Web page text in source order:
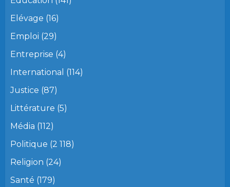
Elévage (16)
Emploi (29)
Entreprise (4)
International (114)
Justice (87)
Littérature (5)
Média (112)
Politique (2 118)
Religion (24)
Santé (179)